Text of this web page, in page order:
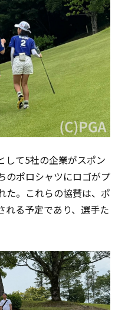
して5社の企業がスポン
のポロシャツにロゴがプ
た。これらの協賛は、ポ
れる予定であり、選手た